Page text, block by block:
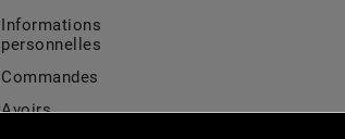
Informations
personnelles
Commandes
Avoirs